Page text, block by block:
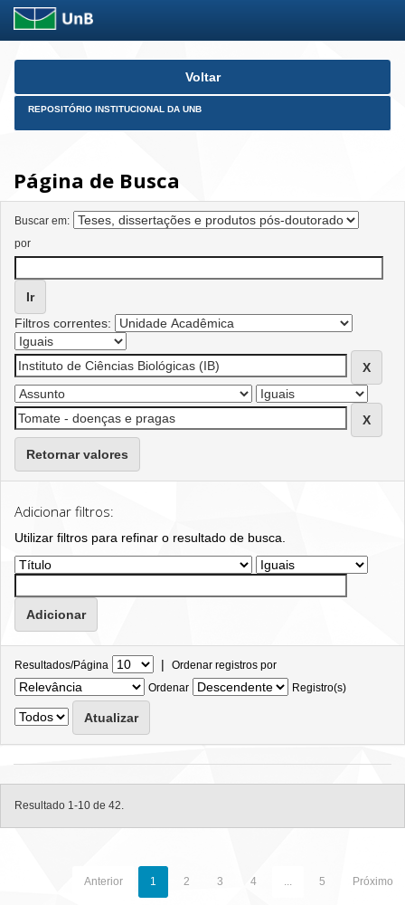
Skip
Voltar
REPOSITÓRIO INSTITUCIONAL DA UNB
Página de Busca
Buscar em:
por
Filtros correntes:
Retornar valores
Adicionar filtros:
Utilizar filtros para refinar o resultado de busca.
Resultados/Página | Ordenar registros por
Ordenar
Registro(s)
Resultado 1-10 de 42.
Anterior 1 2 3 4 ... 5 Próximo